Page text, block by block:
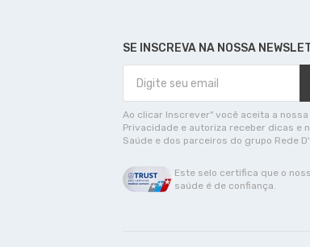
SE INSCREVA NA NOSSA
Ao clicar Inscrever" você aceita a
Privacidade e autoriza receber dicas e
Saúde e dos parceiros do grupo Rede
Este selo certifica que o
saúde é de confiança.